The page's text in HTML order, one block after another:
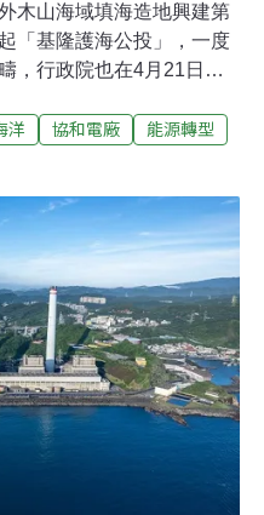
木山海域填海造地興建第
「基隆護海公投」，一度
，行政院也在4月21日撤
央「沒收」公投，強調將
事項 要中央「還我公投」
地方組織發起公投並順利
林右昌市政府陳報中央，
。新任市長謝國樑上任後
行政院卻在上個月（4月
法》及中央法規，依《地
。發起公投的守護外木山
提出行政訴願，台灣蠻野
明訴願內容，公投主文僅
物保育區」填海
洋 協和電廠
能源轉型